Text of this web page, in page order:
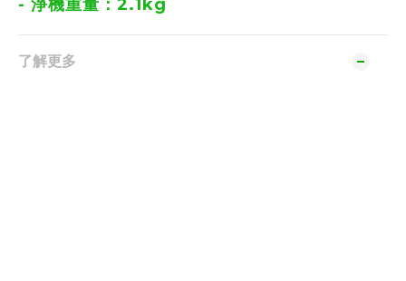
- 淨機重量：2.1kg
了解更多